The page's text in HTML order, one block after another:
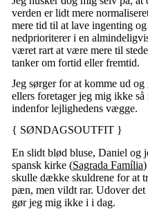
verden er lidt mere
mere tid til at lave ingenting
nedprioriterer i en
været rart at være mere til
tanker om fortid eller fremtid.
Jeg sørger for at komme ud
ellers foretager jeg mig ikke
indenfor lejlighedens vægge.
{ SØNDAGSOUTFIT }
En slidt blød bluse, Daniel og
spansk kirke (Sagrada Família
skulle dække skuldrene for at
pæn, men vildt rar. Udover
gør jeg mig ikke i i dag.